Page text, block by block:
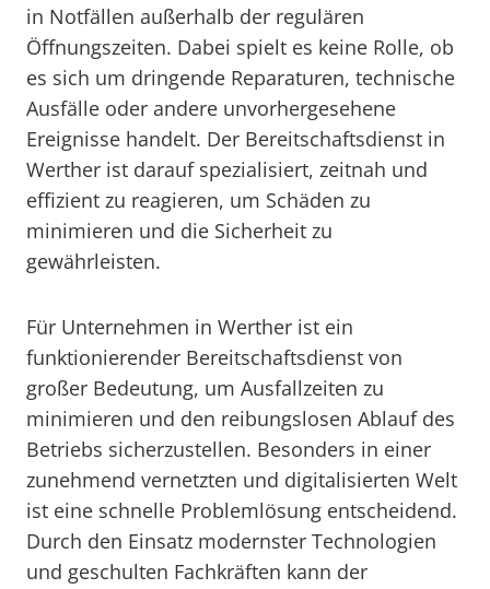
in Notfällen außerhalb der regulären
Öffnungszeiten. Dabei spielt es keine Rolle, ob
es sich um dringende Reparaturen, technische
Ausfälle oder andere unvorhergesehene
Ereignisse handelt. Der Bereitschaftsdienst in
Werther ist darauf spezialisiert, zeitnah und
effizient zu reagieren, um Schäden zu
minimieren und die Sicherheit zu
gewährleisten.
Für Unternehmen in Werther ist ein
funktionierender Bereitschaftsdienst von
großer Bedeutung, um Ausfallzeiten zu
minimieren und den reibungslosen Ablauf des
Betriebs sicherzustellen. Besonders in einer
zunehmend vernetzten und digitalisierten Welt
ist eine schnelle Problemlösung entscheidend.
Durch den Einsatz modernster Technologien
und geschulten Fachkräften kann der